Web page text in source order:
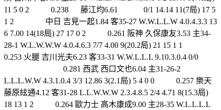
11 5 0 2 0.238 藤江均6.61 0/1 14.14 11(7局) 17 5
1 2 中日 吉見一起1.84 客35-27 W.W.L.L.W 4.0.4.3.3 13
6 7.00 14(18局) 27 17 0 2 0.261 阪神 久保康友3.53 主34-
28-1 W.L.W.W.W 4.0.4.6.3 7/7 4.00 9(20.2局) 21 15 1 1
0.253 火腿 吉川光夫6.23 客33-31 W.W.L.L.L 9.10.3.0.4 0/0
0.281 西武 西口文也6.04 主31-26-2
L.L.L.W.W 4.3.1.0.4 3/3 12.86 3(2.1局) 5 4 0 0 0.257 樂天
藤原絃通4.12 客31-28 L.L.W.W.W 2.3.4.8.5 2/4 4.71 8(15.3局)
18 13 1 2 0.264 歐力士 高木康成9.00 主28-35 W.L.L.L.L